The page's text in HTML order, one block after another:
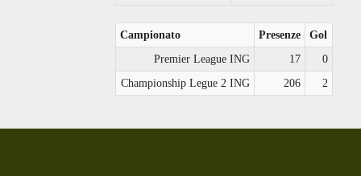
Campionato Presenze
Gol
Premier League ING
17
0
Championship Legue 2 ING
206 2